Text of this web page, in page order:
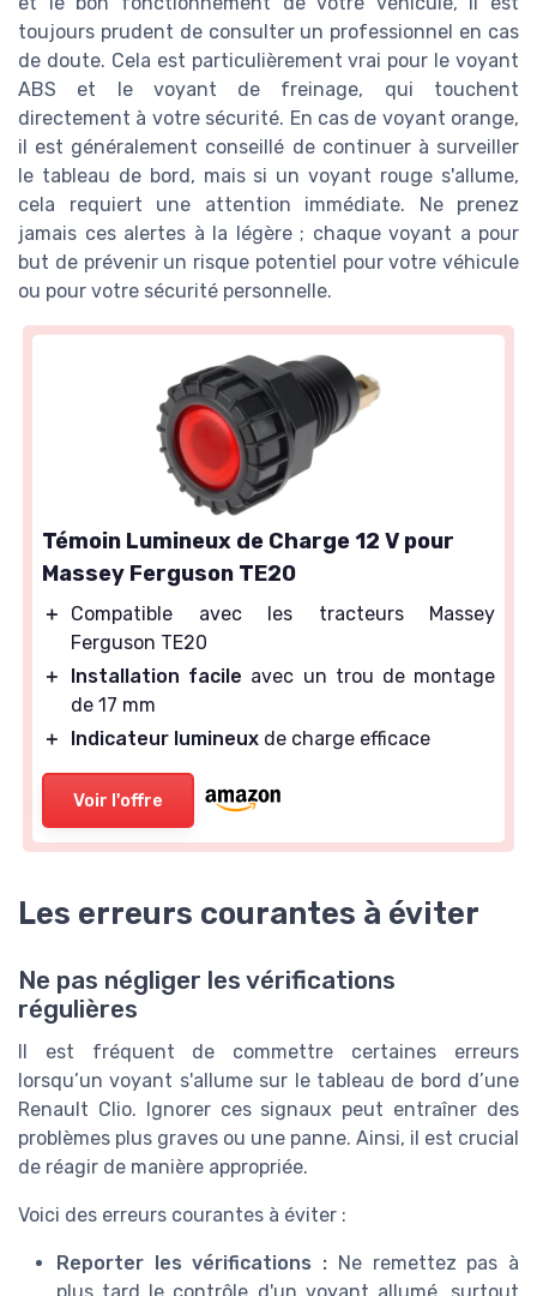
toujours prudent de consulter un professionnel en cas
de doute. Cela est particulièrement vrai pour le voyant
ABS et le voyant de freinage, qui touchent
directement à votre sécurité. En cas de voyant orange,
il est généralement conseillé de continuer à surveiller
le tableau de bord, mais si un voyant rouge s'allume,
cela requiert une attention immédiate. Ne prenez
jamais ces alertes à la légère ; chaque voyant a pour
but de prévenir un risque potentiel pour votre véhicule
ou pour votre sécurité personnelle.
Témoin Lumineux de Charge 12 V pour
Massey Ferguson TE20
＋
Compatible avec les tracteurs Massey
Ferguson TE20
＋
Installation facile avec un trou de montage
de 17 mm
＋
Indicateur lumineux de charge efficace
Voir l'offre
Les erreurs courantes à éviter
Ne pas négliger les vérifications
régulières
Il est fréquent de commettre certaines erreurs
lorsqu’unvoyant s'allume sur le tableau de bord d’une
Renault Clio. Ignorer ces signaux peut entraîner des
problèmes plus graves ou une panne. Ainsi, il est crucial
de réagir de manière appropriée.
Voici des erreurs courantes à éviter :
Reporter les vérifications : Ne remettez pas à